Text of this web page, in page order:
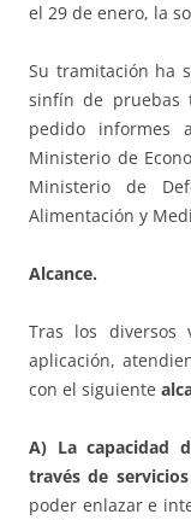
el 29 de enero, la
Su tramitación ha
sinfín de pruebas
pedido informes
Ministerio de
Ministerio de
Alimentación y
Alcance.
Tras los diversos
aplicación,
con el siguiente
A) La capacidad
través de
poder enlazar e